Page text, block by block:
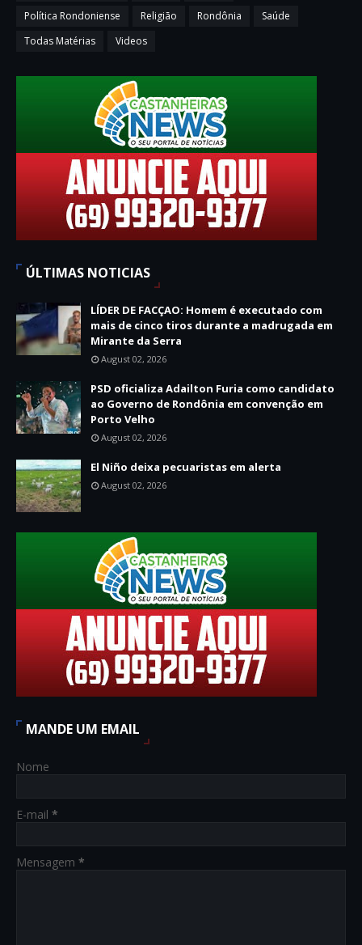
Política Rondoniense
Religião Rondônia
Saúde
Todas Matérias
Videos
ÚLTIMAS NOTICIAS
LÍDER DE FACÇAO: Homem é executado com
mais de cinco tiros durante a madrugada em
Mirante da Serra
August 02, 2026
PSD oficializa Adailton Furia como candidato
ao Governo de Rondônia em convenção em
Porto Velho
August 02, 2026
El Niño deixa pecuaristas em alerta
August 02, 2026
MANDE UM EMAIL
Nome
E-mail *
Mensagem *